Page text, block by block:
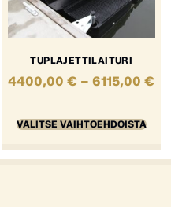
TUPLAJETTILAITURI
4400,00€ – 6115,00€
VALITSE VAIHTOEHDOISTA